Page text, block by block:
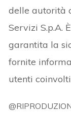
delle autorità
Servizi S.p.A.
garantita la
fornite
utenti